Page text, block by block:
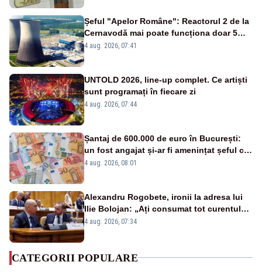
Șeful "Apelor Române": Reactorul 2 de la
Cernavodă mai poate funcționa doar 5
zile
4 aug. 2026, 07:41
UNTOLD 2026, line-up complet. Ce artiști
sunt programați în fiecare zi
4 aug. 2026, 07:44
Șantaj de 600.000 de euro în București:
un fost angajat și-ar fi amenințat șeful că
îi împușcă fiul dacă nu primește banii
4 aug. 2026, 08:01
Alexandru Rogobete, ironii la adresa lui
Ilie Bolojan: „Ați consumat tot curentul
urmărind șobolani imaginari”
4 aug. 2026, 07:34
CATEGORII POPULARE